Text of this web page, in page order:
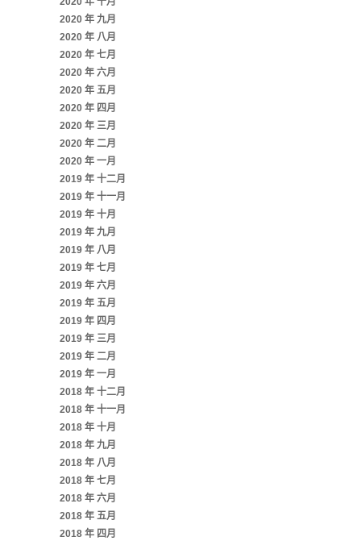
2020 年 九月
2020 年 八月
2020 年 七月
2020 年 六月
2020 年 五月
2020 年 四月
2020 年 三月
2020 年 二月
2020 年 一月
2019 年 十二月
2019 年 十一月
2019 年 十月
2019 年 九月
2019 年 八月
2019 年 七月
2019 年 六月
2019 年 五月
2019 年 四月
2019 年 三月
2019 年 二月
2019 年 一月
2018 年 十二月
2018 年 十一月
2018 年 十月
2018 年 九月
2018 年 八月
2018 年 七月
2018 年 六月
2018 年 五月
2018 年 四月